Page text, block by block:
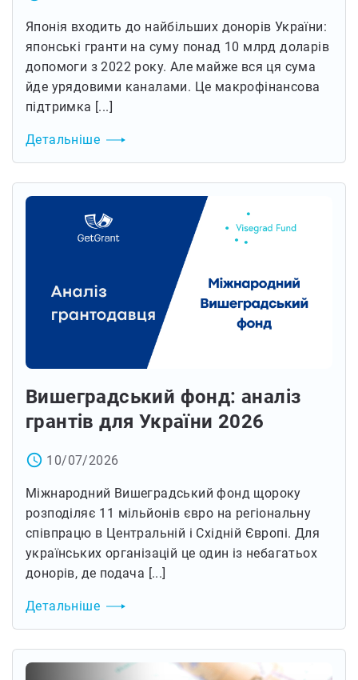
Японія входить до найбільших донорів України:
японські гранти на суму понад 10 млрд доларів
допомоги з 2022 року. Але майже вся ця сума
йде урядовими каналами. Це макрофінансова
підтримка [...]
Детальніше
Вишеградський фонд: аналіз
грантів для України 2026
access_time 10/07/2026
Міжнародний Вишеградський фонд щороку
розподіляє 11 мільйонів євро на регіональну
співпрацю в Центральній і Східній Європі. Для
українських організацій це один із небагатьох
донорів, де подача [...]
Детальніше